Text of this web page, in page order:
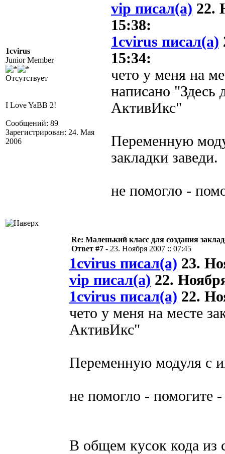
1cvirus
Junior Member
Отсутствует
I Love YaBB 2!
Сообщений: 89
Зарегистрирован: 24. Мая
2006
vip писал(а) 22.
15:38:
1cvirus писал(а)
15:34:
чето у меня на
написано "Здесь
АктивИкс"
Переменную
закладки заведи.
не помогло -
Re: Маленький класс для создания
Ответ #7 - 23. Ноября 2007 :: 07:45
1cvirus писал(а) 23.
vip писал(а) 22.
1cvirus писал(а) 22.
чето у меня на месте
АктивИкс"
Переменную модуля с
не помогло - помогите
В общем кусок кода из